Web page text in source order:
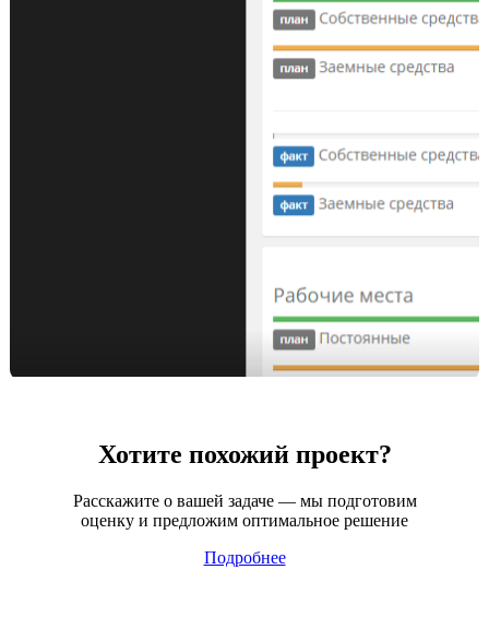
Хотите похожий проект?
Расскажите о вашей задаче — мы подготовим
оценку и предложим оптимальное решение
Подробнее